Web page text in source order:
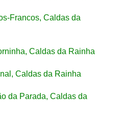
Francos, Caldas da
Caldas da Rainha
Caldas da Rainha
da Parada, Caldas da